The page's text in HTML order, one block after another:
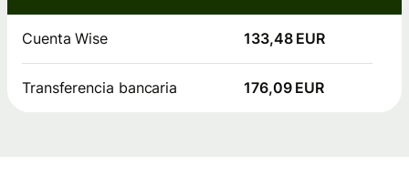
Cuenta Wise 133,48 EUR
Transferencia bancaria 176,09 EUR